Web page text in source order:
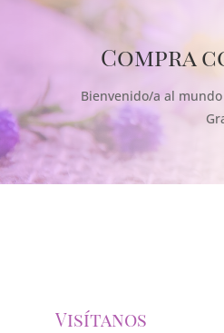
Compra
Bienvenido/a al
Visítanos